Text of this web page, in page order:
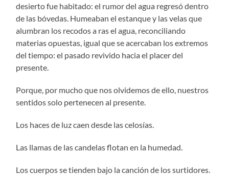
desierto fue habitado: el rumor del agua regresó dentro
de las bóvedas. Humeaban el estanque y las velas que
alumbran los recodos a ras el agua, reconciliando
materias opuestas, igual que se acercaban los extremos
del tiempo: el pasado revivido hacia el placer del
presente.
Porque, por mucho que nos olvidemos de ello, nuestros
sentidos solo pertenecen al presente.
Los haces de luz caen desde las celosías.
Las llamas de las candelas flotan en la humedad.
Los cuerpos se tienden bajo la canción de los surtidores.